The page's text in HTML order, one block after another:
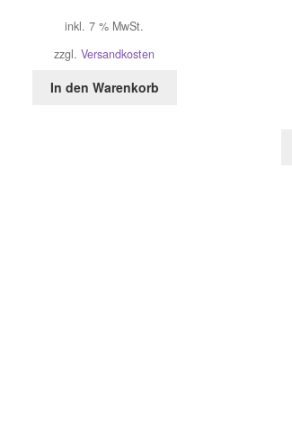
inkl. 7 % MwSt.
zzgl.Versandkosten
In den Warenkorb